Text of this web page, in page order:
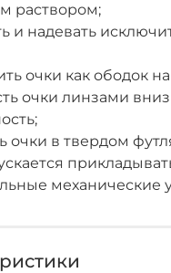
раствором;
и надевать
очки как ободок
очки линзами
очки в твердом
механические